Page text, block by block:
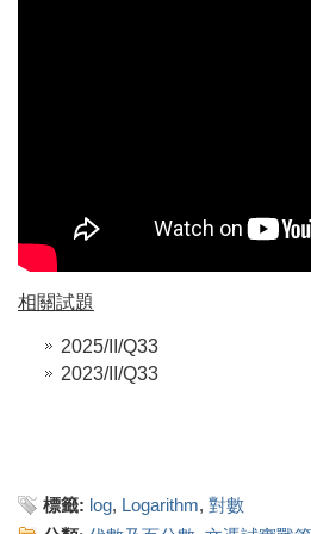
相關試題
2025/II/Q33
2023/II/Q33
標籤: log, Logarithm, 對數